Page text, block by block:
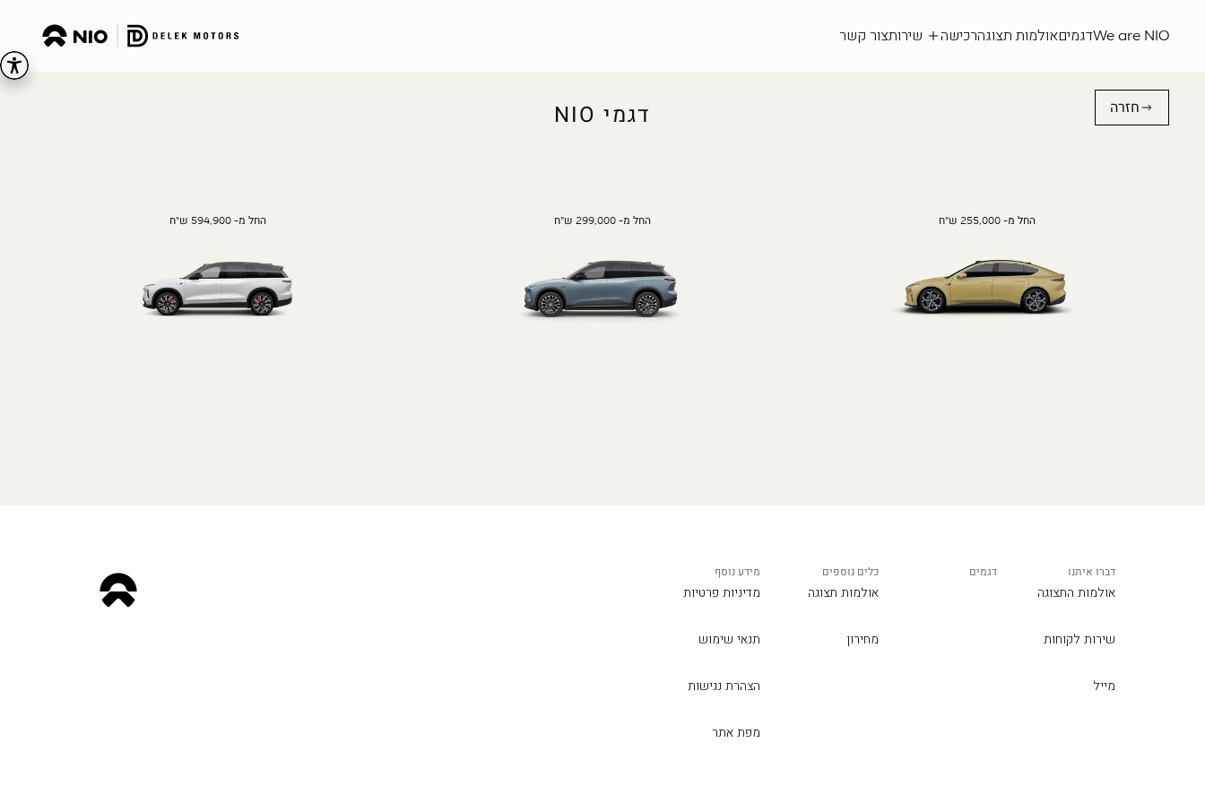
We are NIOדגמיםאולמות תצוגהרכישה שירותצור קשר
חזרה דגמי NIO
החל מ- 255,000 ש"ח החל מ- 299,000 ש"ח החל מ- 594,900 ש"ח
דברו איתנו
אולמות התצוגה
שירות לקוחות
מייל
דגמים כלים נוספים
אולמות תצוגה
מחירון
מידע נוסף
מדיניות פרטיות
תנאי שימוש
הצהרת נגישות
מפת אתר